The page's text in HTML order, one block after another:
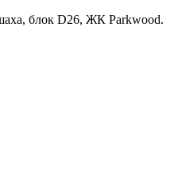
блок D26, ЖК Раrkwood.